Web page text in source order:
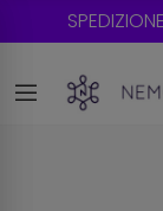
SPEDIZIONE